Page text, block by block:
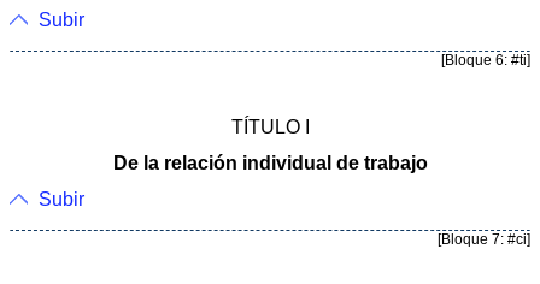
Subir
[Bloque 6: #ti]
TÍTULO I
De la relación individual de trabajo
Subir
[Bloque 7: #ci]